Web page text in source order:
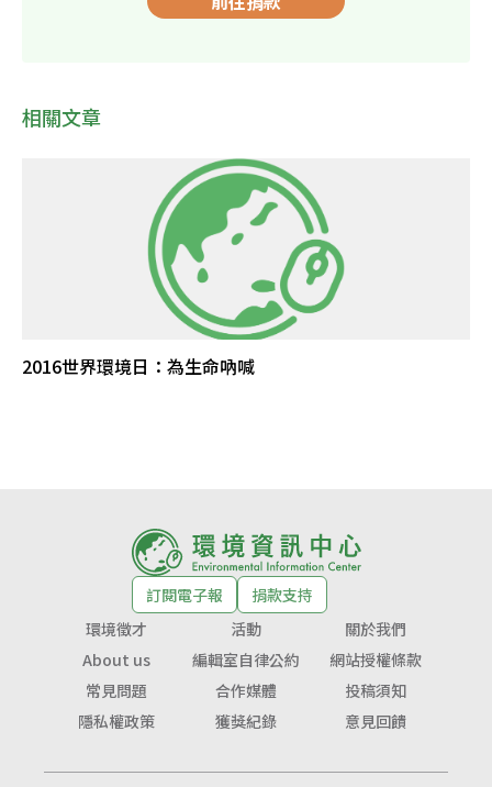
相關文章
2016世界環境日：為生命吶喊
訂閱電子報
捐款支持
環境徵才
活動
關於我們
About us
編輯室自律公約
網站授權條款
常見問題
合作媒體
投稿須知
隱私權政策
獲獎紀錄 意見回饋